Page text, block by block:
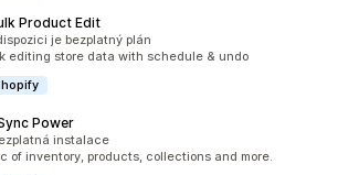
Product Edit
recenzí: 99je bezplatný plán
editing store data with schedule & undo
Power
recenzí: 126instalace
of inventory, products, collections and more.